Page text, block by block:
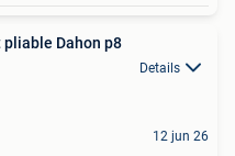
Dahon p8
Details
12 jun 26